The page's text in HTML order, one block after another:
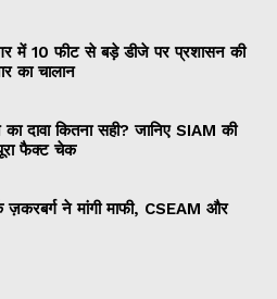
में 10 फीट से बड़े डीजे पर प्रशासन की
का चालान
दावा कितना सही? जानिए SIAM की
फैक्ट चेक
ज़करबर्ग ने मांगी माफी, CSEAM और